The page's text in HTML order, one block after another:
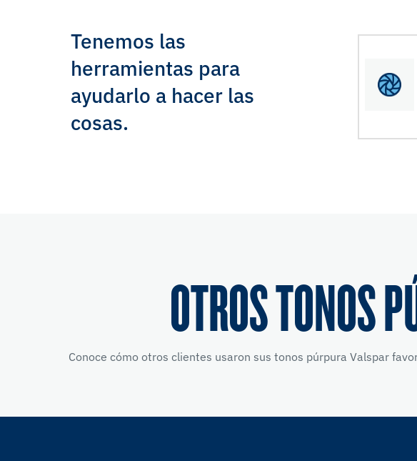
Tenemos las
herramientas para
ayudarlo a hacer las
cosas.
OTROS TONOS
Conoce cómo otros clientes usaron sus tonos púrpura Valspar